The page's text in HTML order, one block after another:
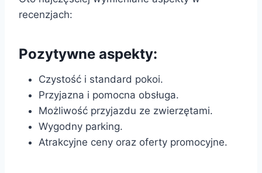
recenzjach:
Pozytywne aspekty:
Czystość i standard pokoi.
Przyjazna i pomocna obsługa.
Możliwość przyjazdu ze zwierzętami.
Wygodny parking.
Atrakcyjne ceny oraz oferty promocyjne.